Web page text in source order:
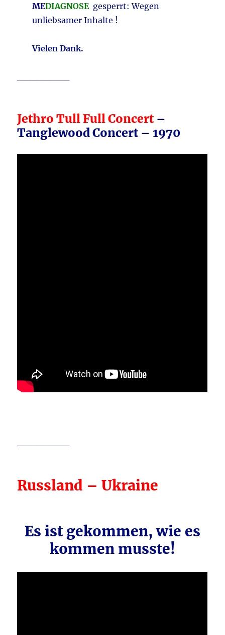
MEDIAGNOSE gesperrt: Wegen
unliebsamer Inhalte !
Vielen Dank.
Jethro Tull Full Concert–
Tanglewood Concert – 1970
Russland – Ukraine
Es ist gekommen, wie es
kommen musste!